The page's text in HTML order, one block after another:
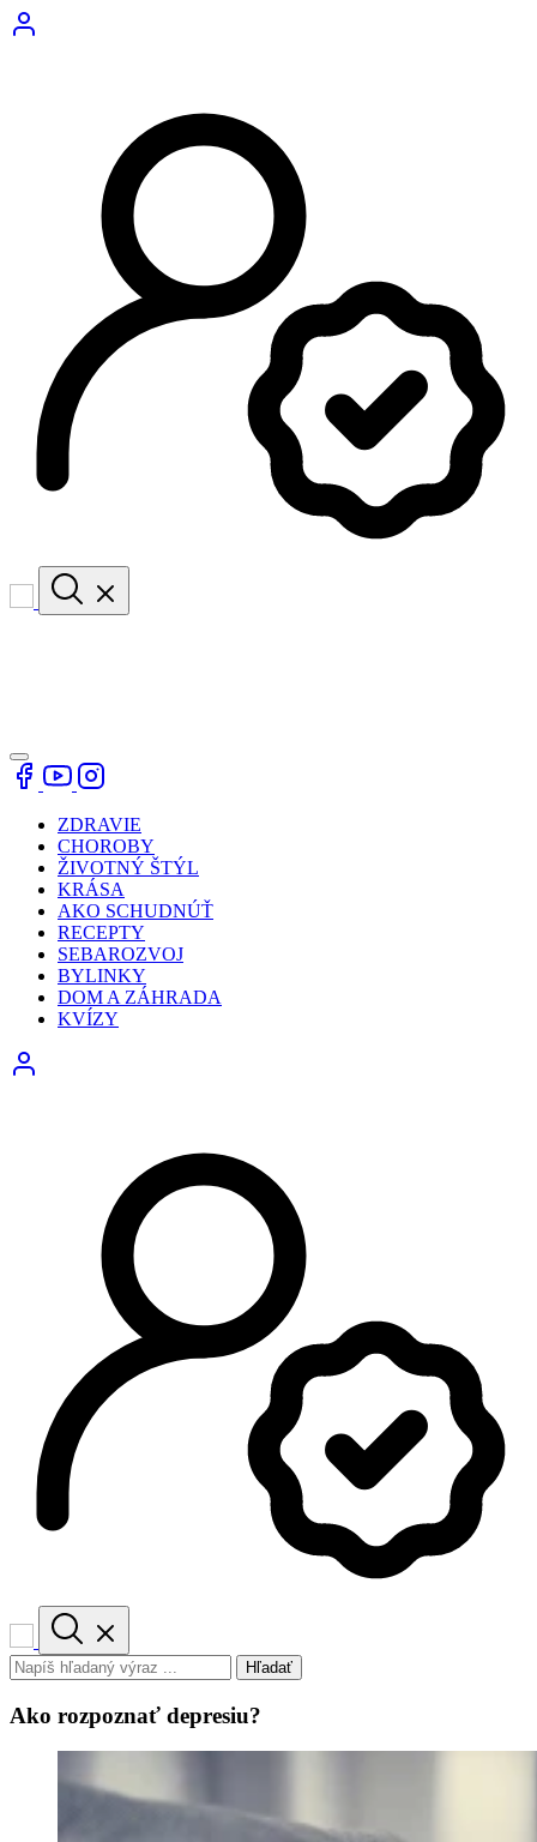
ZDRAVIE
CHOROBY
ŽIVOTNÝ ŠTÝL
KRÁSA
AKO SCHUDNÚŤ
RECEPTY
SEBAROZVOJ
BYLINKY
DOM A ZÁHRADA
KVÍZY
Hľadať
Ako rozpoznať depresiu?